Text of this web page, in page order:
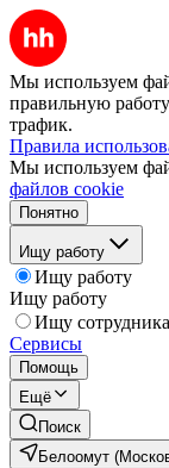
Мы используем
правильную
трафик.
Правила
Мы используем
файлов cookie
Понятно
Ищу работу
Ищу работу
Ищу работу
Ищу сотрудника
Сервисы
Помощь
Ещё
Поиск
Белоомут